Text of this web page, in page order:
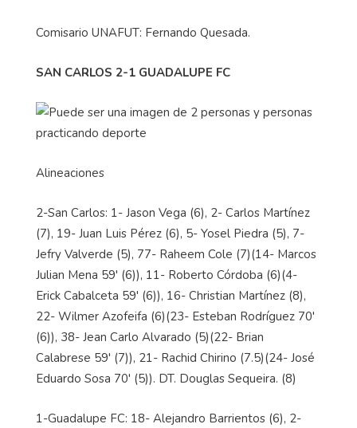
Comisario UNAFUT: Fernando Quesada.
SAN CARLOS 2-1 GUADALUPE FC
Alineaciones
2-San Carlos: 1- Jason Vega (6), 2- Carlos Martínez
(7), 19- Juan Luis Pérez (6), 5- Yosel Piedra (5), 7-
Jefry Valverde (5), 77- Raheem Cole (7)(14- Marcos
Julian Mena 59' (6)), 11- Roberto Córdoba (6)(4-
Erick Cabalceta 59' (6)), 16- Christian Martínez (8),
22- Wilmer Azofeifa (6)(23- Esteban Rodríguez 70'
(6)), 38- Jean Carlo Alvarado (5)(22- Brian
Calabrese 59' (7)), 21- Rachid Chirino (7.5)(24- José
Eduardo Sosa 70' (5)). DT. Douglas Sequeira. (8)
1-Guadalupe FC: 18- Alejandro Barrientos (6), 2-